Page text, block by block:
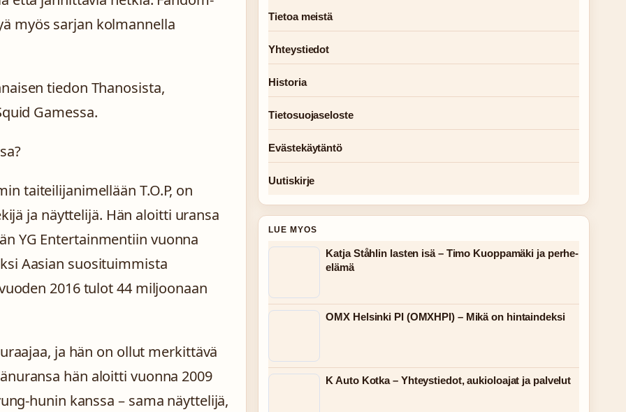
myös sarjan kolmannella
tiedon Thanosista,
Gamessa.
taiteilijanimellään T.O.P, on
ja näyttelijä. Hän aloitti uransa
YG Entertainmentiin vuonna
Aasian suosituimmista
2016 tulot 44 miljoonaan
ja hän on ollut merkittävä
hän aloitti vuonna 2009
hunin kanssa – sama näyttelijä,
Tietoa meistä
Yhteystiedot
Historia
Tietosuojaseloste
Evästekäytäntö
Uutiskirje
LUE MYOS
Katja Ståhlin lasten isä – Timo Kuoppamäki ja perhe-
elämä
OMX Helsinki PI (OMXHPI) – Mikä on hintaindeksi
K Auto Kotka – Yhteystiedot, aukioloajat ja palvelut